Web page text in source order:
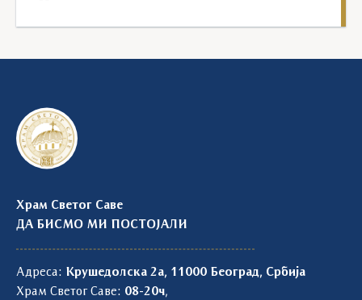
Храм Светог Саве
ДА БИСМО МИ ПОСТОЈАЛИ
Адреса: Крушедолска 2а, 11000 Београд, Србија
Храм Светог Саве: 08-20ч,